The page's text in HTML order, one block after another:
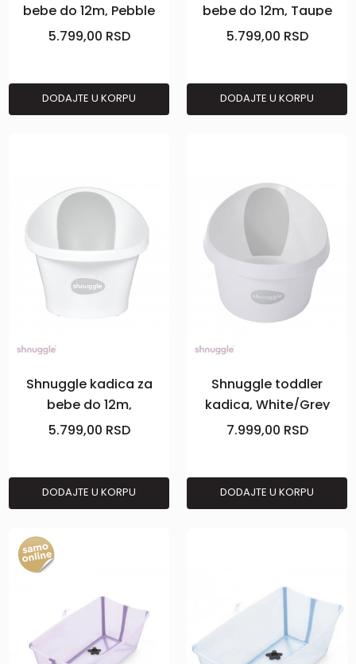
bebe do 12m, Pebble
Grey
5.799,00 RSD
DODAJTE U KORPU
bebe do 12m, Taupe
5.799,00 RSD
DODAJTE U KORPU
Shnuggle kadica za
bebe do 12m,
White/Grey
5.799,00 RSD
DODAJTE U KORPU
Shnuggle toddler
kadica, White/Grey
7.999,00 RSD
DODAJTE U KORPU